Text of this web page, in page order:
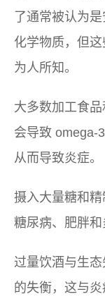
了通常被认为
化学物质，但
为人所知。
大多数加工食
会导致 omega-
从而导致炎症。
摄入大量糖和
糖尿病、肥胖和
过量饮酒与生态
的失衡，这与炎